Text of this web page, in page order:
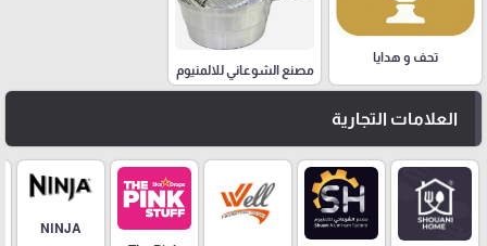
تحف و هدايا
مصنع الشوعاني للالمنيوم
العلامات التجارية
NINJA